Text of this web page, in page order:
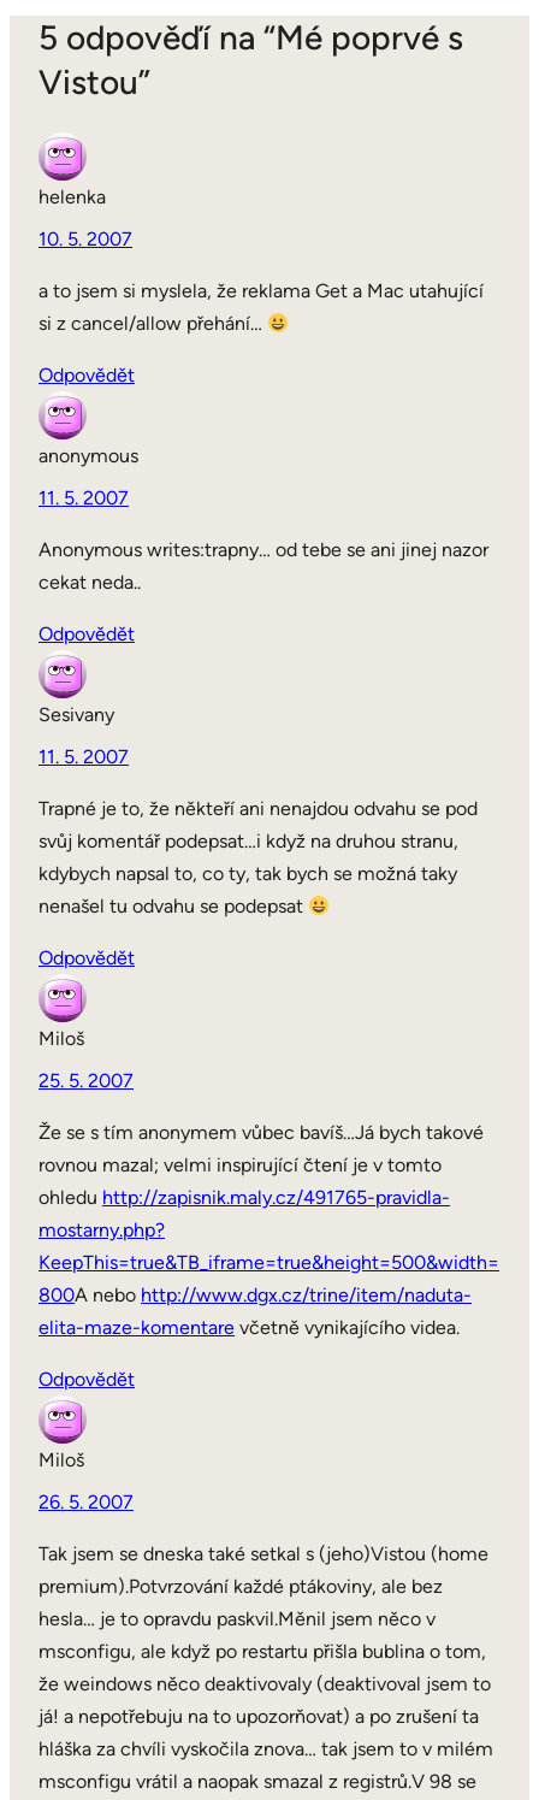
5 odpověďí na “Mé poprvé s
Vistou”
helenka
10. 5. 2007
a to jsem si myslela, že reklama Get a Mac utahující
si z cancel/allow přehání…
Odpovědět
anonymous
11. 5. 2007
Anonymous writes:trapny… od tebe se ani jinej nazor
cekat neda..
Odpovědět
Sesivany
11. 5. 2007
Trapné je to, že někteří ani nenajdou odvahu se pod
svůj komentář podepsat…i když na druhou stranu,
kdybych napsal to, co ty, tak bych se možná taky
nenašel tu odvahu se podepsat
Odpovědět
Miloš
25. 5. 2007
Že se s tím anonymem vůbec bavíš…Já bych takové
rovnou mazal; velmi inspirující čtení je v tomto
ohledu http://zapisnik.maly.cz/491765-pravidla-
mostarny.php?
KeepThis=true&TB_iframe=true&height=500&width=
800A nebo http://www.dgx.cz/trine/item/naduta-
elita-maze-komentare včetně vynikajícího videa.
Odpovědět
Miloš
26. 5. 2007
Tak jsem se dneska také setkal s (jeho)Vistou (home
premium).Potvrzování každé ptákoviny, ale bez
hesla… je to opravdu paskvil.Měnil jsem něco v
msconfigu, ale když po restartu přišla bublina o tom,
že weindows něco deaktivovaly (deaktivoval jsem to
já! a nepotřebuju na to upozorňovat) a po zrušení ta
hláška za chvíli vyskočila znova… tak jsem to v milém
msconfigu vrátil a naopak smazal z registrů.V 98 se